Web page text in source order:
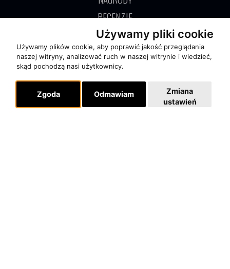
Używamy pliki cookie
Używamy plików cookie, aby poprawić jakość przeglądania
naszej witryny, analizować ruch w naszej witrynie i wiedzieć,
skąd pochodzą nasi użytkownicy.
Zgoda Odmawiam
Zmiana
ustawień
RECENZJE
Pomoc
KONTAKT
POLITYKA PRYWATNOŚCI
Dla organizatorów